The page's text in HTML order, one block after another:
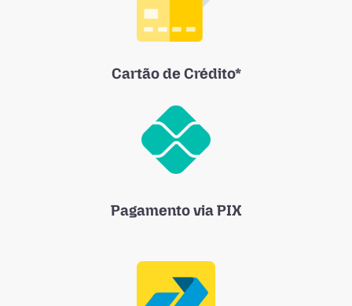
Cartão de Crédito*
Pagamento via PIX